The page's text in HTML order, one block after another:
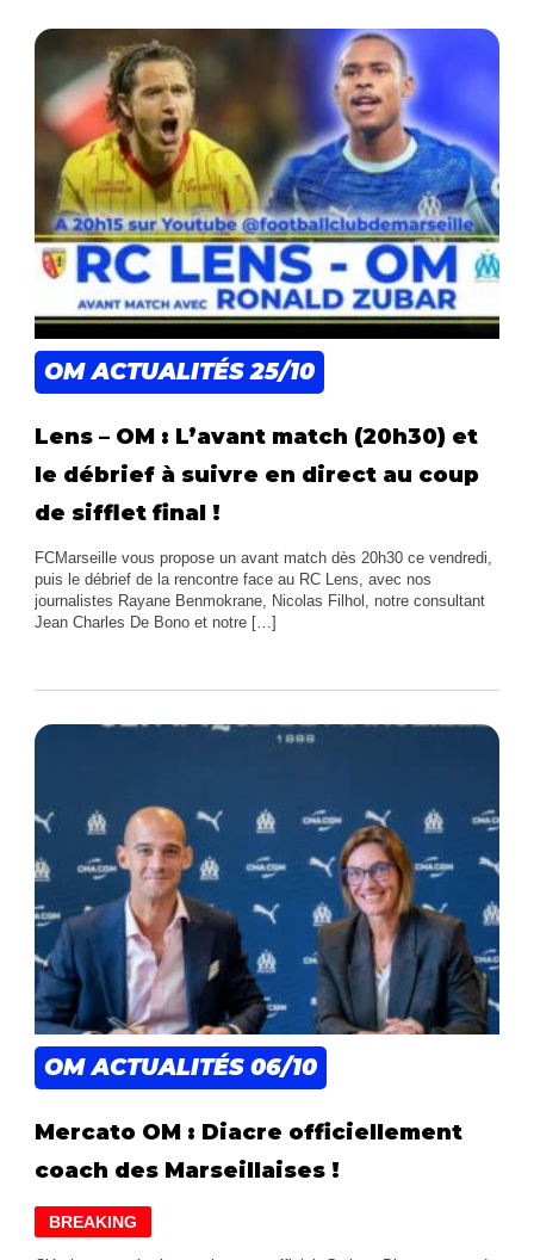
OM ACTUALITÉS25/10
Lens – OM : L’avant match (20h30) et
le débrief à suivre en direct au coup
de sifflet final !
FCMarseille vous propose un avant match dès 20h30 ce vendredi,
puis le débrief de la rencontre face au RC Lens, avec nos
journalistes Rayane Benmokrane, Nicolas Filhol, notre consultant
Jean Charles De Bono et notre […]
OM ACTUALITÉS06/10
Mercato OM : Diacre officiellement
coach des Marseillaises !
BREAKING